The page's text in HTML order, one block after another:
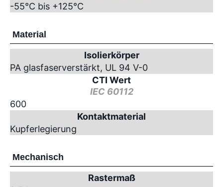
-55°C bis +125°C
Material
Isolierkörper
PA glasfaserverstärkt, UL 94 V-0
CTI Wert
IEC 60112
600
Kontaktmaterial
Kupferlegierung
Mechanisch
Rastermaß